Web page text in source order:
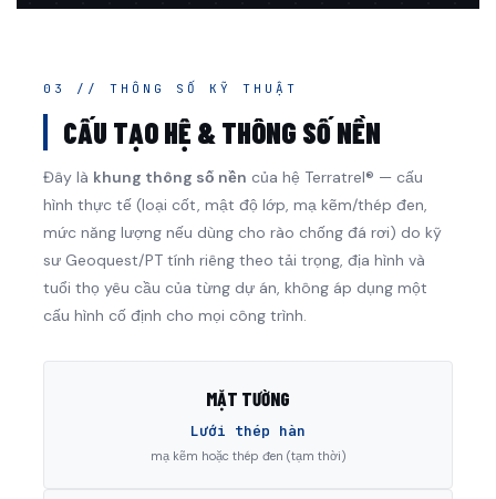
03 // THÔNG SỐ KỸ THUẬT
CẤU TẠO HỆ & THÔNG SỐ NỀN
Đây là khung thông số nền của hệ Terratrel® — cấu
hình thực tế (loại cốt, mật độ lớp, mạ kẽm/thép đen,
mức năng lượng nếu dùng cho rào chống đá rơi) do kỹ
sư Geoquest/PT tính riêng theo tải trọng, địa hình và
tuổi thọ yêu cầu của từng dự án, không áp dụng một
cấu hình cố định cho mọi công trình.
MẶT TƯỜNG
Lưới thép hàn
mạ kẽm hoặc thép đen (tạm thời)